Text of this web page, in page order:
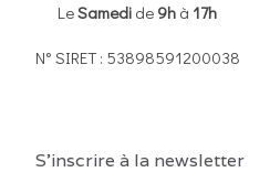
LeSamedi de 9h à 17h
N° SIRET : 53898591200038
S'inscrire à la newsletter